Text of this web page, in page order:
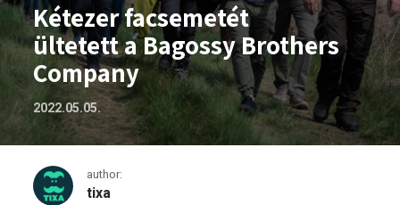
Kétezer facsemetét
ültetett a Bagossy Brothers
Company
2022.05.05.
author:
tixa